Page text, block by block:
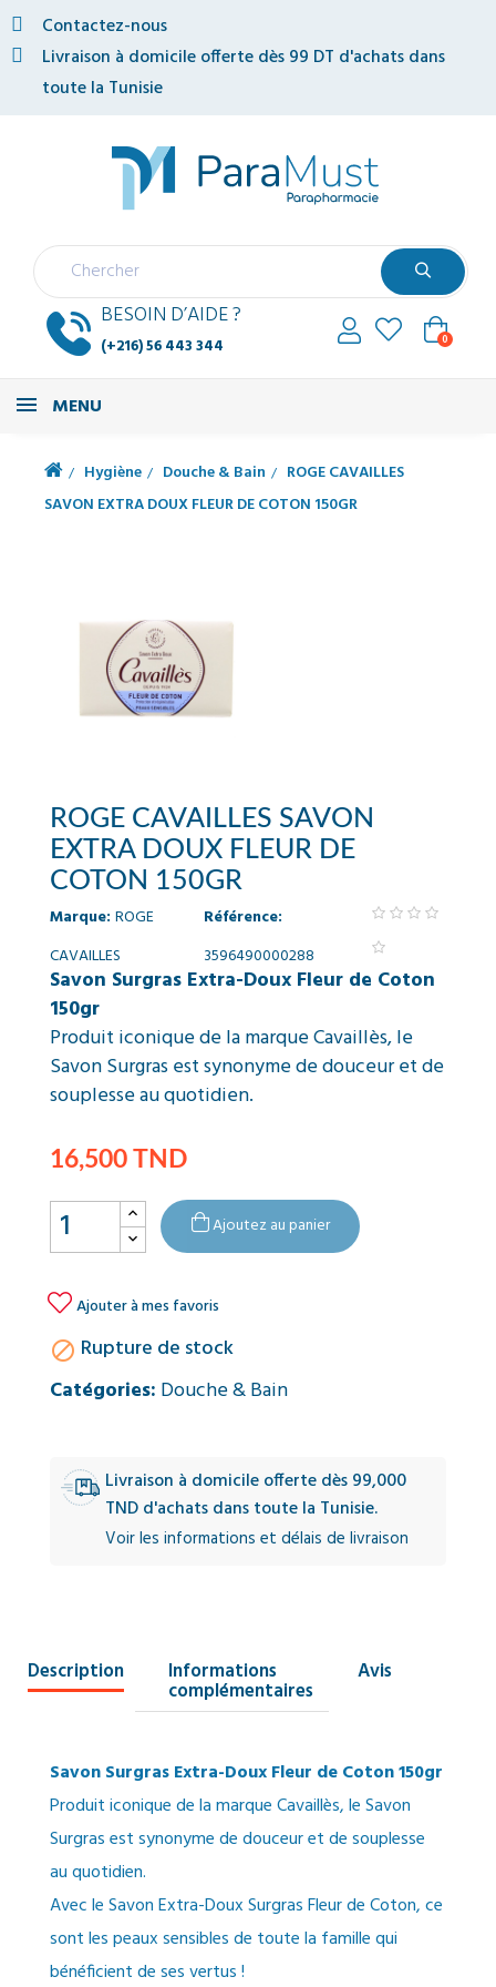
Contactez-nous
Livraison à domicile offerte dès 99 DT d'achats dans
toute la Tunisie
BESOIN D’AIDE ?
(+216) 56 443 344 0
MENU
Hygiène Douche & Bain
ROGE CAVAILLES
SAVON EXTRA DOUX FLEUR DE COTON 150GR
ROGE CAVAILLES SAVON
EXTRA DOUX FLEUR DE
COTON 150GR
Marque: ROGE
CAVAILLES
Référence:
3596490000288
Savon Surgras Extra-Doux Fleur de Coton
150gr
Produit iconique de la marque Cavaillès, le
Savon Surgras est synonyme de douceur et de
souplesse au quotidien.
16,500 TND
Ajoutez au panier
Ajouter à mes favoris
 Rupture de stock
Catégories: Douche & Bain
Livraison à domicile offerte dès 99,000
TND d'achats dans toute la Tunisie.
Voir les informations et délais de livraison
Description Informations
complémentaires
Avis
Savon Surgras Extra-Doux Fleur de Coton 150gr
Produit iconique de la marque Cavaillès, le Savon
Surgras est synonyme de douceur et de souplesse
au quotidien.
Avec le Savon Extra-Doux Surgras Fleur de Coton, ce
sont les peaux sensibles de toute la famille qui
bénéficient de ses vertus !